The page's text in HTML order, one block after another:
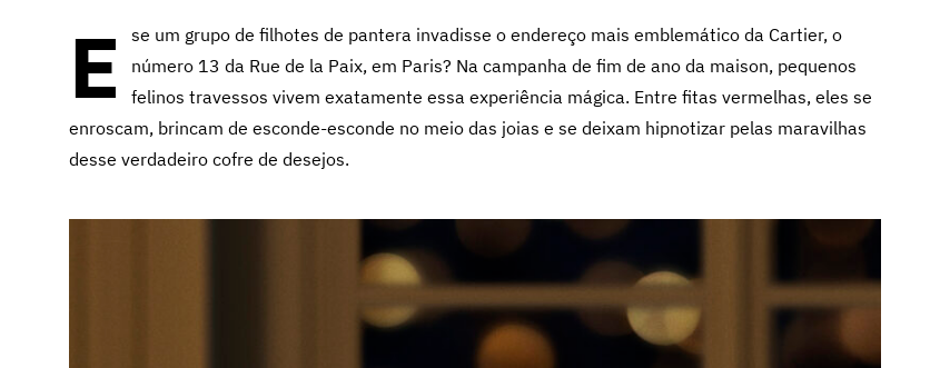
E
se um grupo de filhotes de pantera invadisse o endereço mais emblemático da Cartier, o
número 13 da Rue de la Paix, em Paris? Na campanha de fim de ano da maison, pequenos
felinos travessos vivem exatamente essa experiência mágica. Entre fitas vermelhas, eles se
enroscam, brincam de esconde-esconde no meio das joias e se deixam hipnotizar pelas maravilhas
desse verdadeiro cofre de desejos.